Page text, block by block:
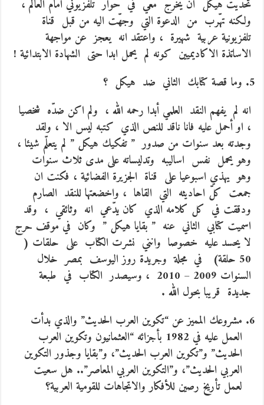
تحدّيت هيكل ان يخرج معي في حوار تلفزيوني امام العالم ،
ولكنه تهّرب من الدعوة التي وجهّت اليه من قبل قناة
تلفزيونية عربية شهيرة ، واعتقد انه يعجز عن مواجهة
الاساتذة الاكاديميين كونه لم يحمل ابدا حتى الشهادة الابتدائية !
وما قصة كتابك الثاني ضد هيكل ؟
انه لم يفهم النقد العلمي أبدا رحمه الله ، ولم اكن ضدّه شخصيا
، او أحمل عليه فانا ناقد للنص الذي كتبه ليس الا ، ولقد
وجدته بعد سنوات من صدور ” تفكيك هيكل ” لم يتعلّم شيئا ،
وهو يحمل نفس اساليبه وتدليساته على مدى ثلاث سنوات
وهو يهذي اسبوعيا على قناة الجزيرة الفضائية ، فكنت ان
جمعت كلّ احاديثه التي القاها ، واخضعتها للنقد الصارم
ودققت في كل كلامه الذي كان يدّعي انه وثائقي ، وقد
اسميت كتابي الثاني عنه ” بقايا هيكل ” وكان في موقف حرج
لا يحسد عليه خصوصا وانني نشرت الكتاب على حلقات (
50 حلقة) في مجلة وجريدة روز اليوسف بمصر خلال
السنوات 2009 – 2010 ، وسيصدر الكتاب في طبعة
جديدة قريبا بحول الله .
مشروعك المميز عن “تكوين العرب الحديث” والذي بدأت
العمل عليه في 1982 بأجزائه “العثمانيون وتكوين العرب
الحديث” و”تكوين العرب الحديث”، و”بقايا وجذور التكوين
العربي الحديث”، و”التكوين العربي المعاصر”.. هل سعيت
لعمل تأريخ رصين للأفكار والاتجاهات للقومية العربية؟